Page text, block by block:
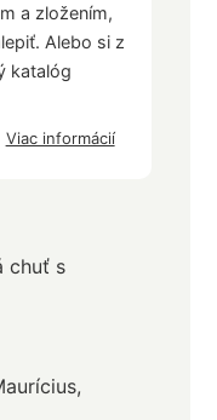
a zložením,
Alebo si z
katalóg
Viac informácií
chuť s